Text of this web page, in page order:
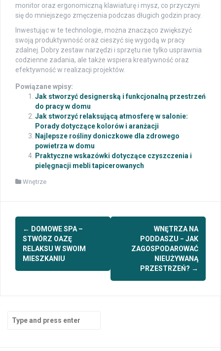
monitor oraz ergonomiczną klawiaturę i mysz, co przyczyni
się do mniejszego zmęczenia podczas długich godzin pracy.
Inwestując w te technologie, można znacząco zwiększyć
swoją produktywność oraz cieszyć się wygodą w pracy
zdalnej. Dobry zestaw narzędzi i sprzętu nie tylko usprawnia
codzienne zadania, ale także wspiera kreatywność oraz
efektywność w realizacji projektów.
Powiązane wpisy:
Jak stworzyć designerską i funkcjonalną przestrzeń
do pracy w domu
Jak stworzyć relaksującą atmosferę w salonie:
Porady dotyczące kolorów i aranżacji
Najlepsze rośliny doniczkowe dla zdrowego
powietrza w domu
Praktyczne wskazówki dotyczące czyszczenia i
pielęgnacji mebli tapicerowanych
Wnętrze
Post
navigation
← DOMOWE SPA –
STWÓRZ OAZĘ
RELAKSU W SWOIM
MIESZKANIU
WNĘTRZA NA
PODDASZU − JAK
ZAGOSPODAROWAĆ
NIEUŻYWANĄ
PRZESTRZEŃ? →
for: